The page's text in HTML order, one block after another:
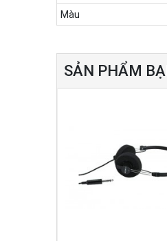
Màu
SẢN PHẨM